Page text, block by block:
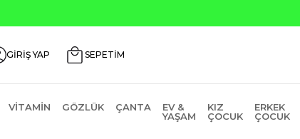
Üzeri ₺200 İndirim Kodu: AGUSTOS200
GİRİŞ YAP SEPETİM
VITAMIN GÖZLÜK ÇANTA
EV &
YAŞAM
KIZ
ÇOCUK
ERKEK
ÇOCUK